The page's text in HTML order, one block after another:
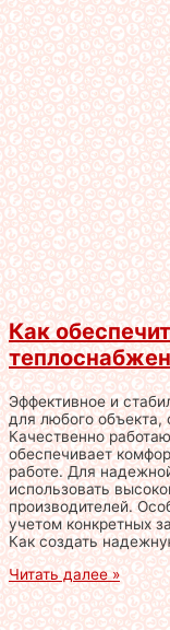
Как
Эффективное и
для любого
Качественно
обеспечивает
работе. Для
использовать
производителей.
учетом конкретных
Как создать
Читать далее »